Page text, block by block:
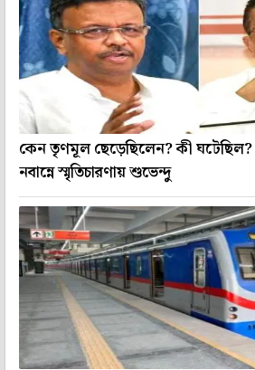
কেন তৃণমূল ছেড়েছিলেন? কী ঘটেছিল?
নবান্নে স্মৃতিচারণায় শুভেন্দু